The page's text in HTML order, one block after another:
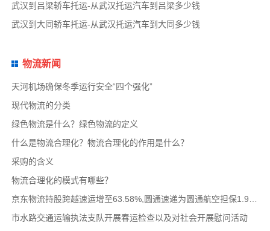
武汉到吕梁轿车托运-从武汉托运汽车到吕梁多少钱
武汉到大同轿车托运-从武汉托运汽车到大同多少钱
物流新闻
天河机场确保冬季运行安全“四个强化”
现代物流的分类
绿色物流是什么？绿色物流的定义
什么是物流合理化？物流合理化的作用是什么？
采购的含义
物流合理化的模式有哪些？
市水路交通运输执法支队开展春运检查以及对社会开展慰问活动